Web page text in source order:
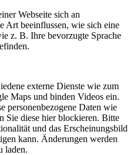
Webseite sich an
Art beeinflussen, wie sich eine
z. B. Ihre bevorzugte Sprache
externe Dienste wie zum
Maps und binden Videos ein.
personenbezogene Daten wie
Sie diese hier blockieren. Bitte
und das Erscheinungsbild
kann. Änderungen werden
laden.